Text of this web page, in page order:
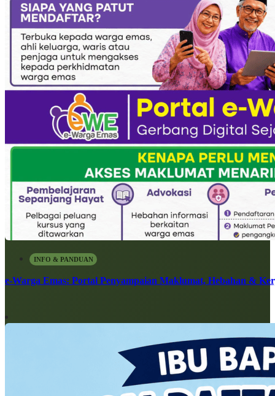
INFO & PANDUAN
e-Warga Emas: Portal Penyampaian Maklumat, Hebahan &